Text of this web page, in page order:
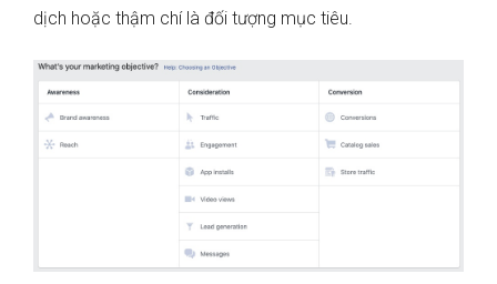
dịch hoặc thậm chí là đối tượng mục tiêu.